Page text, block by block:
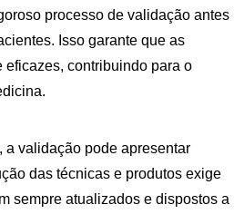
processo de validação antes
Isso garante que as
eficazes, contribuindo para o
a validação pode apresentar
das técnicas e produtos exige
sempre atualizados e dispostos a